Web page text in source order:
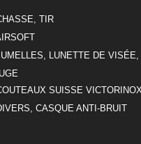
TIR
LUNETTE DE
SUISSE
CASQUE ANTI-BRUIT